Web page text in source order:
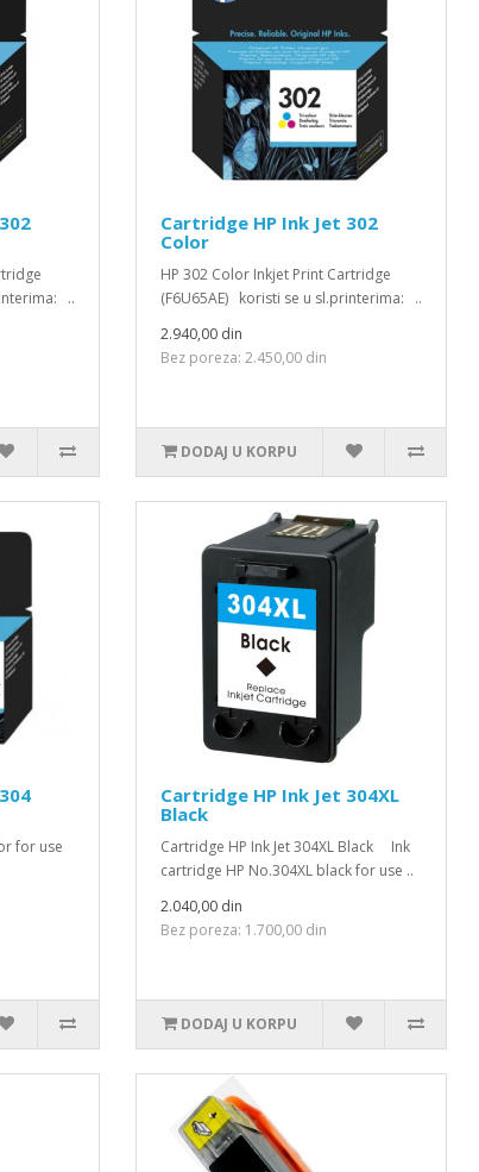
..
Cartridge HP Ink Jet 302
Color
HP 302 Color Inkjet Print Cartridge
(F6U65AE) koristi se u sl.printerima: ..
2.940,00 din
Bez poreza: 2.450,00 din
DODAJ U KORPU
for use
Cartridge HP Ink Jet 304XL
Black
Cartridge HP Ink Jet 304XL Black Ink
cartridge HP No.304XL black for use ..
2.040,00 din
Bez poreza: 1.700,00 din
DODAJ U KORPU